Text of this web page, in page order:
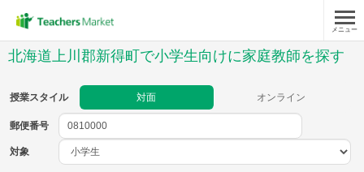
メニュー
北海道上川郡新得町で小学生向けに家庭教師を探す
授業スタイル 対面 オンライン
郵便番号
対象
郵便番号